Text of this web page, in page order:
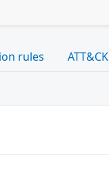
rules ATT&CK